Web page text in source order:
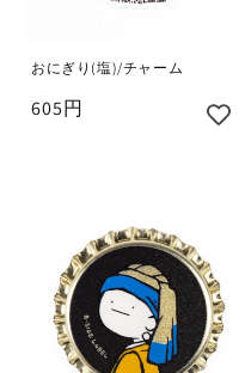
おにぎり(塩)/チャーム
605円